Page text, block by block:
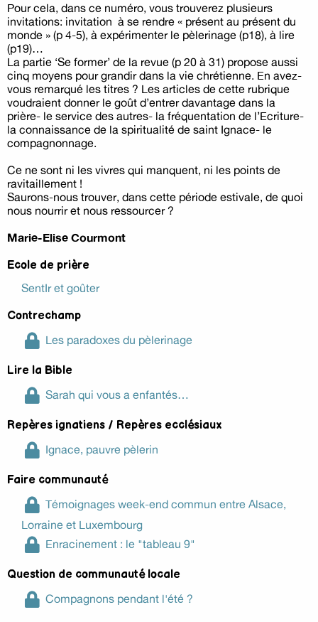
Pour cela, dans ce numéro, vous trouverez plusieurs
invitations: invitation à se rendre « présent au présent du
monde » (p 4-5), à expérimenter le pèlerinage (p18), à lire
(p19)…
La partie ‘Se former’ de la revue (p 20 à 31) propose aussi
cinq moyens pour grandir dans la vie chrétienne. En avez-
vous remarqué les titres ? Les articles de cette rubrique
voudraient donner le goût d’entrer davantage dans la
prière- le service des autres- la fréquentation de l’Ecriture-
la connaissance de la spiritualité de saint Ignace- le
compagnonnage.
Ce ne sont ni les vivres qui manquent, ni les points de
ravitaillement !
Saurons-nous trouver, dans cette période estivale, de quoi
nous nourrir et nous ressourcer ?
Marie-Elise Courmont
Ecole de prière
SentIr et goûter
Contrechamp
Les paradoxes du pèlerinage
Lire la Bible
Sarah qui vous a enfantés…
Repères ignatiens / Repères ecclésiaux
Ignace, pauvre pèlerin
Faire communauté
Témoignages week-end commun entre Alsace,
Lorraine et Luxembourg
Enracinement : le "tableau 9"
Question de communauté locale
Compagnons pendant l'été ?